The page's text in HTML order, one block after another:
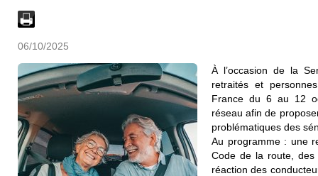
06/10/2025
À l’occasion de la
retraités et
France du 6 au 12
réseau afin de
problématiques des
Au programme : une
Code de la route,
réaction des